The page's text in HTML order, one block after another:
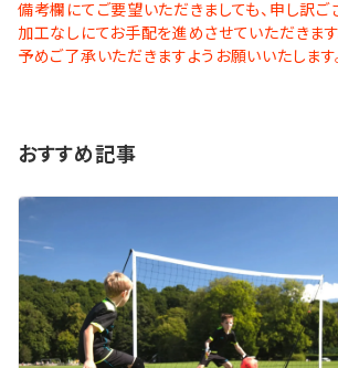
備考欄にてご要望いただきましても、申し訳
加工なしにてお手配を進めさせていただきます
予めご了承いただきますようお願いいたします
おすすめ記事